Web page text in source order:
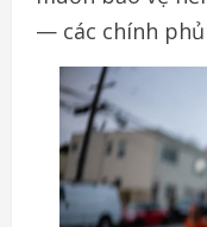
— các chính